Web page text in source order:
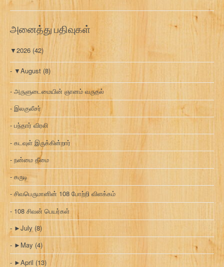
அனைத்து பதிவுகள்
▼2026 (42)
▼August (8)
அருளுடைமையின் ஞானம் வருதல்
இலகுலீசர்
பந்தார் விரலி
கடவுள் இருக்கின்றார்
நன்மை தீமை
கருடி
சிவபெருமானின் 108 போற்றி விளக்கம்
108 சிவன் பெயர்கள்
►July (8)
► May (4)
►April (13)